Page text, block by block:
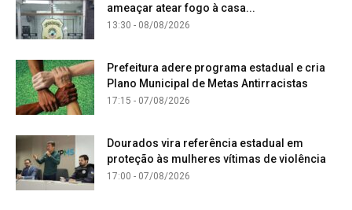
ameaçar atear fogo à casa...
13:30 - 08/08/2026
Prefeitura adere programa estadual e cria
Plano Municipal de Metas Antirracistas
17:15 - 07/08/2026
Dourados vira referência estadual em
proteção às mulheres vítimas de violência
17:00 - 07/08/2026